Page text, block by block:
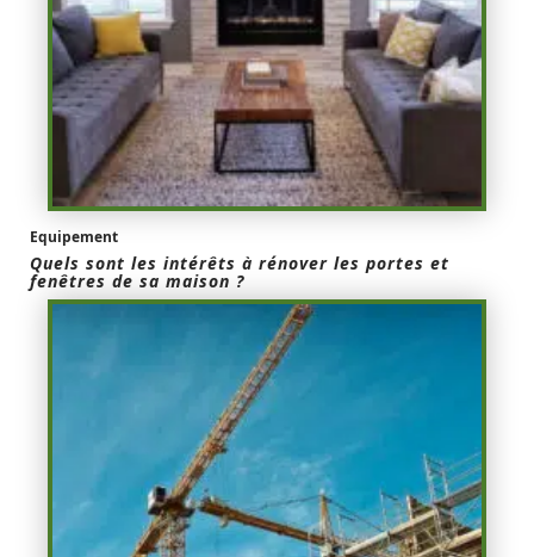
Equipement
Quels sont les intérêts à rénover les portes et
fenêtres de sa maison ?